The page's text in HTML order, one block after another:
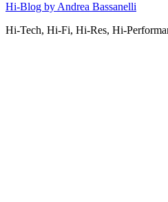
Hi-Blog by Andrea Bassanelli
Hi-Tech, Hi-Fi, Hi-Res, Hi-